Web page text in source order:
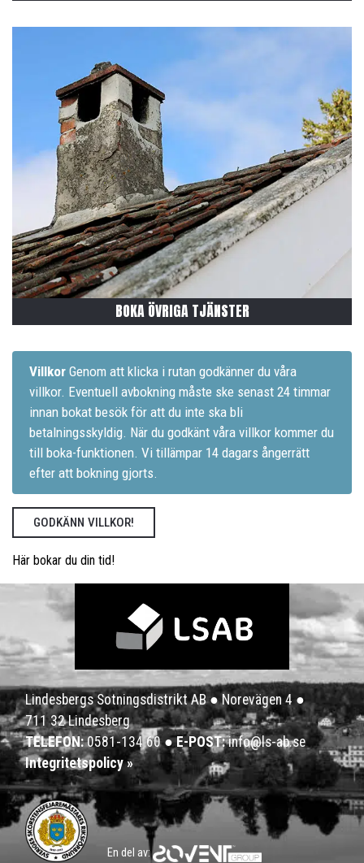
BOKA ÖVRIGA TJÄNSTER
Villkor Genom att klicka i rutan godkänner du våra
villkor. Eventuell avbokning måste ske senast 24 timmar
innan bokat besök för att du inte ska bli
betalningsskyldig. När du godkänt våra villkor kommer du
till boka-funktionen. Vi tillämpar 14 dagars ångerrätt
efter att bokning gjorts.
GODKÄNN VILLKOR!
Här bokar du din tid!
Lindesbergs Sotningsdistrikt AB ● Norevägen 4 ●
711 32 Lindesberg
TELEFON:0581-134 60●E-POST:info@ls-ab.se
Integritetspolicy »
En del av: